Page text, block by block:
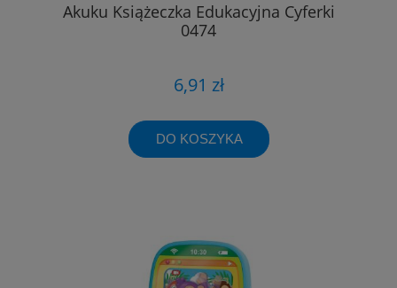
Akuku Książeczka Edukacyjna Cyferki
0474
6,91 zł
DO KOSZYKA